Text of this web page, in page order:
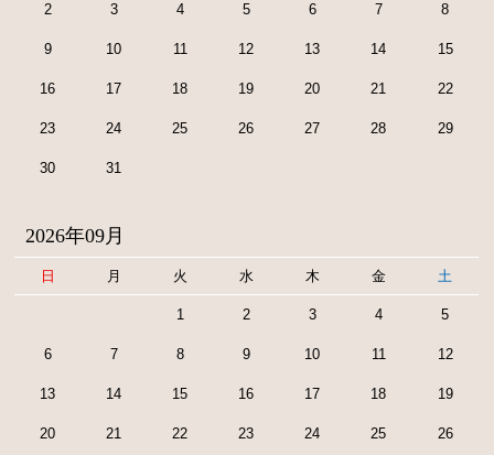
2 3 4 5 6 7 8
9 10 11 12 13 14 15
16 17 18 19 20 21 22
23 24 25 26 27 28 29
30 31
2026年09月
日 月 火 水 木 金 土
1 2 3 4 5
6 7 8 9 10 11 12
13 14 15 16 17 18 19
20 21 22 23 24 25 26